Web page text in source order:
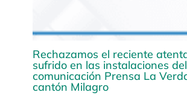
Rechazamos el reciente
sufrido en las instalaciones
comunicación Prensa La
cantón Milagro